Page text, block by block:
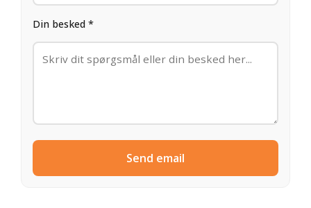
Din besked *
Send email